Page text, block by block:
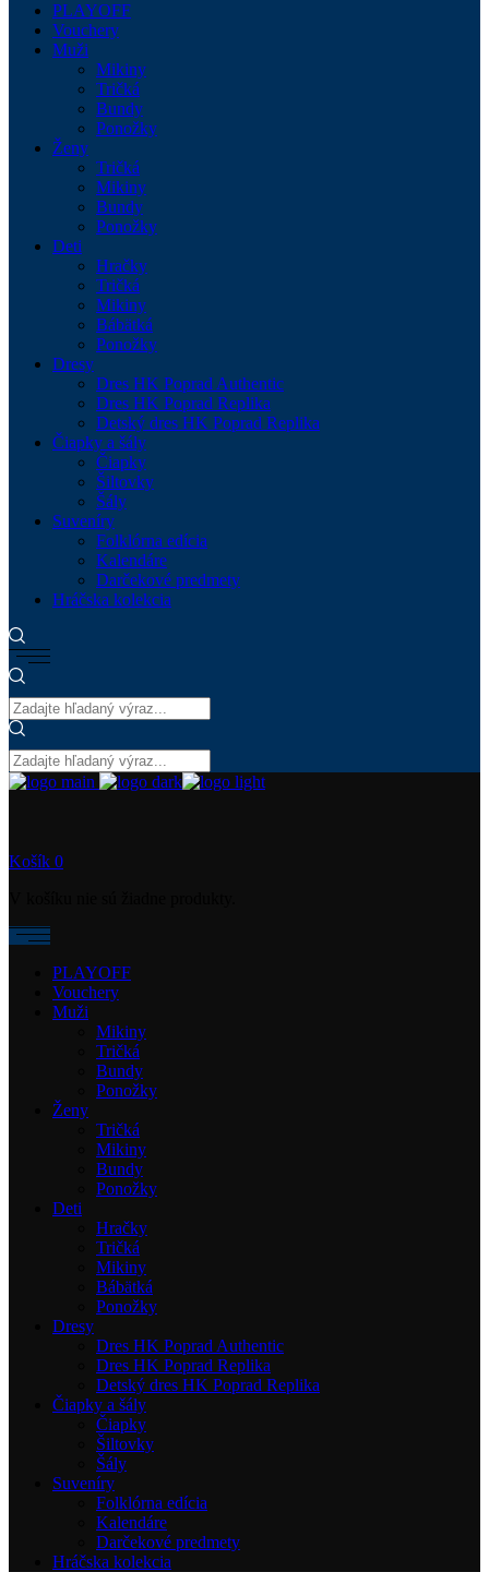
PLAYOFF
Vouchery
Muži
Mikiny
Tričká
Bundy
Ponožky
Ženy
Tričká
Mikiny
Bundy
Ponožky
Deti
Hračky
Tričká
Mikiny
Bábätká
Ponožky
Dresy
Dres HK Poprad Authentic
Dres HK Poprad Replika
Detský dres HK Poprad Replika
Čiapky a šály
Čiapky
Šiltovky
Šály
Suveníry
Folklórna edícia
Kalendáre
Darčekové predmety
Hráčska kolekcia
Košík 0
PLAYOFF
Vouchery
Muži
Mikiny
Tričká
Bundy
Ponožky
Ženy
Tričká
Mikiny
Bundy
Ponožky
Deti
Hračky
Tričká
Mikiny
Bábätká
Ponožky
Dresy
Dres HK Poprad Authentic
Dres HK Poprad Replika
Detský dres HK Poprad Replika
Čiapky a šály
Čiapky
Šiltovky
Šály
Suveníry
Folklórna edícia
Kalendáre
Darčekové predmety
Hráčska kolekcia